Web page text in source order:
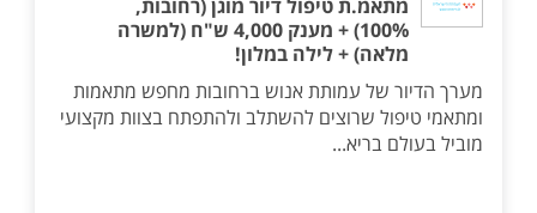
מתאמ.ת טיפול דיור מוגן (רחובות,
100%) + מענק 4,000 ש"ח (למשרה
מלאה) + לילה במלון!
מערך הדיור של עמותת אנוש ברחובות מחפש מתאמות
ומתאמי טיפול שרוצים להשתלב ולהתפתח בצוות מקצועי
מוביל בעולם בריא...